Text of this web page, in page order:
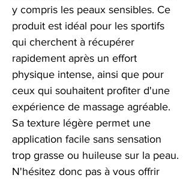
y compris les peaux sensibles. Ce
produit est idéal pour les sportifs
qui cherchent à récupérer
rapidement après un effort
physique intense, ainsi que pour
ceux qui souhaitent profiter d'une
expérience de massage agréable.
Sa texture légère permet une
application facile sans sensation
trop grasse ou huileuse sur la peau.
N'hésitez donc pas à vous offrir